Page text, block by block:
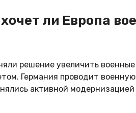
ли Европа
решение увеличить
Германия проводит
активной